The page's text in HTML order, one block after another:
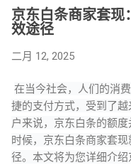
京东白条商家套现
效途径
二月 12, 2025
在当今社会，人们的消
捷的支付方式，受到了
户来说，京东白条的额
时候，京东白条商家套
径。本文将为您详细介